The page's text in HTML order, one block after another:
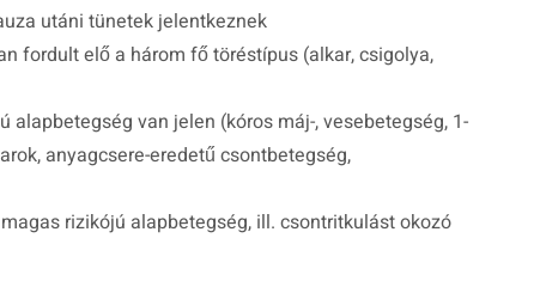
utáni tünetek jelentkeznek
fordult elő a három fő töréstípus (alkar, csigolya,
alapbetegség van jelen (kóros máj-, vesebetegség, 1-
anyagcsere-eredetű csontbetegség,
rizikójú alapbetegség, ill. csontritkulást okozó